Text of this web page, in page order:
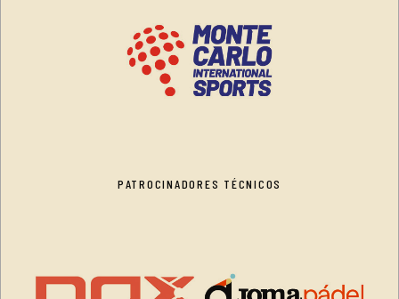
PATROCINADORES TÉCNICOS